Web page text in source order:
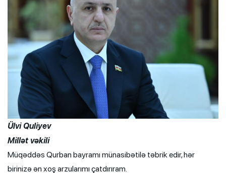
Ülvi Quliyev
Millət vəkili
Müqəddəs Qurban bayramı münasibətilə təbrik edir, hər
birinizə ən xoş arzularımı çatdırıram.